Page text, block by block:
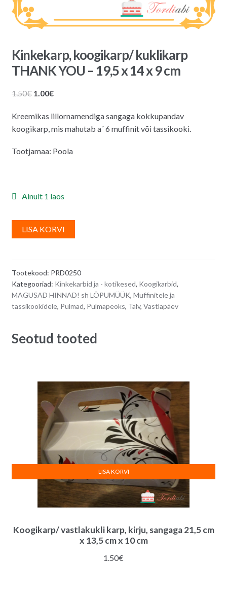
Kinkekarp, koogikarp/ kuklikarp
THANK YOU – 19,5 x 14 x 9 cm
1.50€ Algne
oli:
1.50€.
1.00€Praegune
on:
1.00€.
Kreemikas lillornamendiga sangaga kokkupandav
koogikarp, mis mahutab a´ 6 muffinit või tassikooki.
Tootjamaa: Poola
Ainult 1 laos
LISA KORVI
l
r
v
Tootekood: PRD0250
Kategooriad: Kinkekarbid ja - kotikesed, Koogikarbid,
MAGUSAD HINNAD! sh LÕPUMÜÜK, Muffinitele ja
tassikookidele, Pulmad, Pulmapeoks, Talv, Vastlapäev
Seotud tooted
Koogikarp/ vastlakukli karp, kirju, sangaga 21,5 cm
x 13,5 cm x 10 cm
1.50€
LISA KORVI